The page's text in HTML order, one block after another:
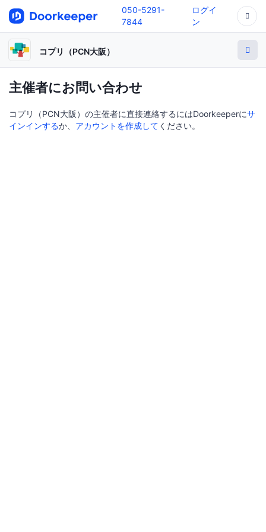
050-5291-
7844
ログイ
ン
コプリ（PCN大阪）
主催者にお問い合わせ
コプリ（PCN大阪）の主催者に直接連絡するにはDoorkeeperにサ
インインするか、 アカウントを作成して ください。